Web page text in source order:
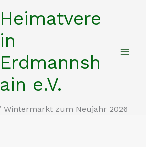
Heimatvere
in
Erdmannsh
ain e.V.
Wintermarkt zum Neujahr 2026